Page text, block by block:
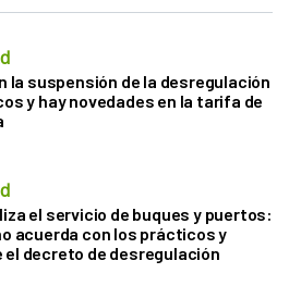
la suspensión de la desregulación
y hay novedades en la tarifa de
el servicio de buques y puertos:
acuerda con los prácticos y
el decreto de desregulación